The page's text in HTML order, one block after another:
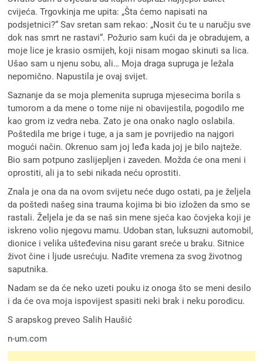
cvijeća. Trgovkinja me upita: „Šta ćemo napisati na
podsjetnici?“ Sav sretan sam rekao: „Nosit ću te u naručju sve
dok nas smrt ne rastavi“. Požurio sam kući da je obradujem, a
moje lice je krasio osmijeh, koji nisam mogao skinuti sa lica.
Ušao sam u njenu sobu, ali… Moja draga supruga je ležala
nepomično. Napustila je ovaj svijet.
Saznanje da se moja plemenita supruga mjesecima borila s
tumorom a da mene o tome nije ni obavijestila, pogodilo me
kao grom iz vedra neba. Zato je ona onako naglo oslabila.
Poštedila me brige i tuge, a ja sam je povrijedio na najgori
mogući način. Okrenuo sam joj leđa kada joj je bilo najteže.
Bio sam potpuno zaslijepljen i zaveden. Možda će ona meni i
oprostiti, ali ja to sebi nikada neću oprostiti.
Znala je ona da na ovom svijetu neće dugo ostati, pa je željela
da poštedi našeg sina trauma kojima bi bio izložen da smo se
rastali. Željela je da se naš sin mene sjeća kao čovjeka koji je
iskreno volio njegovu mamu. Udoban stan, luksuzni automobil,
dionice i velika ušteđevina nisu garant sreće u braku. Sitnice
život čine i ljude usrećuju. Nađite vremena za svog životnog
saputnika.
Nadam se da će neko uzeti pouku iz onoga što se meni desilo
i da će ova moja ispovijest spasiti neki brak i neku porodicu.
S arapskog preveo Salih Haušić
n-um.com